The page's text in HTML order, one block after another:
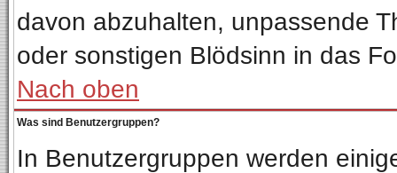
davon abzuhalten, unpassende
oder sonstigen Blödsinn in das
Nach oben
Was sind Benutzergruppen?
In Benutzergruppen werden